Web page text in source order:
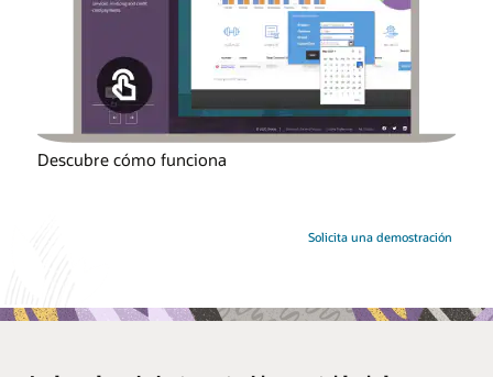
Solicita una demostración
Descubre cómo funciona